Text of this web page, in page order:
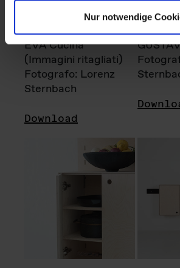
Nur notwendige
EVA Cucina
(Immagini ritagliati)
Fotografo: Lorenz
Sternbach
Download